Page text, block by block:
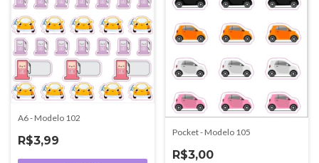
A6 - Modelo 102
R$3,99
Pocket - Modelo 105
R$3,00